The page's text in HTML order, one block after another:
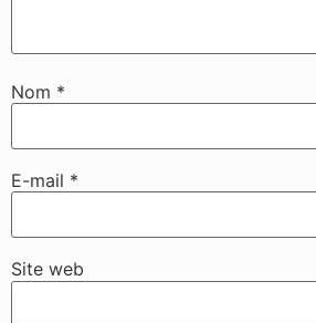
Nom *
E-mail *
Site web